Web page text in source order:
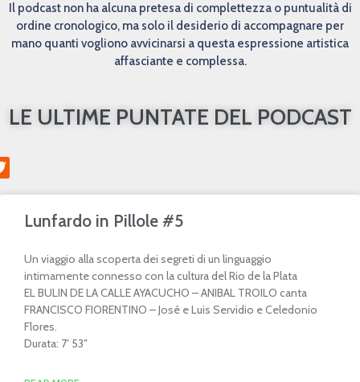
Il podcast non ha alcuna pretesa di complettezza o puntualità di
ordine cronologico, ma solo il desiderio di accompagnare per
mano quanti vogliono avvicinarsi a questa espressione artistica
affasciante e complessa.
LE ULTIME PUNTATE DEL PODCAST
Lunfardo in Pillole #5
Un viaggio alla scoperta dei segreti di un linguaggio
intimamente connesso con la cultura del Rio de la Plata
EL BULIN DE LA CALLE AYACUCHO – ANIBAL TROILO canta
FRANCISCO FIORENTINO – José e Luis Servidio e Celedonio
Flores.
Durata: 7′ 53″